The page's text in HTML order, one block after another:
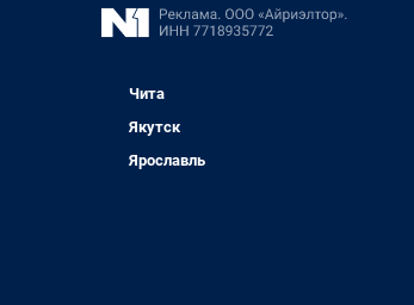
Чита
Якутск
Ярославль